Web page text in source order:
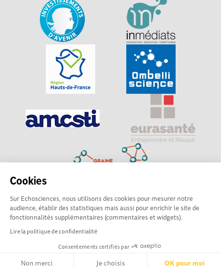
Cookies
Sur Echosciences, nous utilisons des cookies pour mesurer notre
audience, établir des statistiques mais aussi pour enrichir le site de
fonctionnalités supplémentaires (commentaires et widgets).
Lire la politique de confidentialité
Consentements certifiés par
Non merci Je choisis OK pour moi
Explorer, s’exprimer, rentrer en contact : Echosciences
Hauts-de-France est le réseau social des amateurs de
sciences et de technologies du territoire
Mentions légales|Politique de confidentialité
Ligne éditoriale